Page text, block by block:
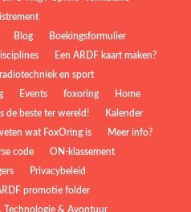
Blog
Boekingsformulier
Een ARDF kaart maken?
en sport
Events foxoring
Home
de beste ter wereld!
Kalender
wat FoxOring is
Meer info?
code
ON-klassement
Privacybeleid
promotie folder
Technologie & Avontuur